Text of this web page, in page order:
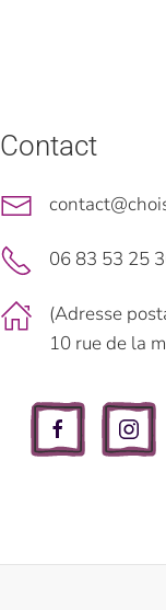
Contact
06 83 53 25
(Adresse
10 rue de la